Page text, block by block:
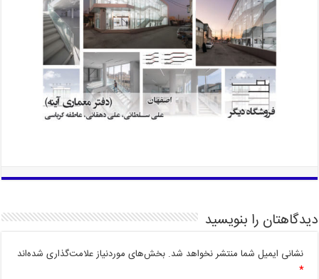
دیدگاهتان را بنویسید
نشانی ایمیل شما منتشر نخواهد شد. بخش‌های موردنیاز علامت‌گذاری شده‌اند
*